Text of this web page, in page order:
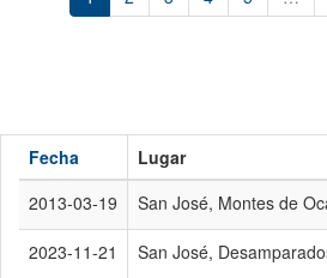
Fecha Lugar
2013-03-19
San José, Montes de
2023-11-21 San José,